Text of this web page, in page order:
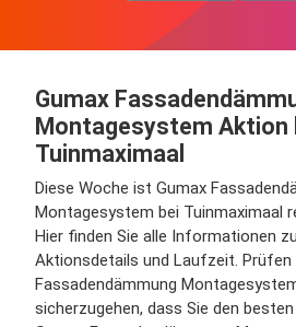
Gumax
Montagesystem Aktion
Tuinmaximaal
Diese Woche ist Gumax
Montagesystem bei Tuinmaximaal
Hier finden Sie alle Informationen
Aktionsdetails und Laufzeit. Prüfen
Fassadendämmung
sicherzugehen, dass Sie den